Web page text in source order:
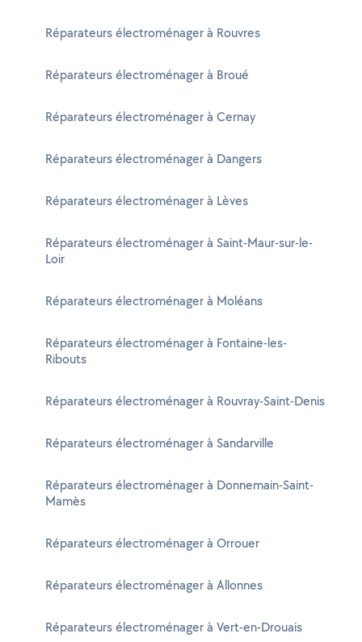
Réparateurs électroménager à Rouvres
Réparateurs électroménager à Broué
Réparateurs électroménager à Cernay
Réparateurs électroménager à Dangers
Réparateurs électroménager à Lèves
Réparateurs électroménager à Saint-Maur-sur-le-
Loir
Réparateurs électroménager à Moléans
Réparateurs électroménager à Fontaine-les-
Ribouts
Réparateurs électroménager à Rouvray-Saint-Denis
Réparateurs électroménager à Sandarville
Réparateurs électroménager à Donnemain-Saint-
Mamès
Réparateurs électroménager à Orrouer
Réparateurs électroménager à Allonnes
Réparateurs électroménager à Vert-en-Drouais